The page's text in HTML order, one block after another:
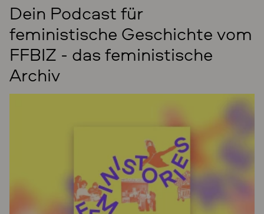
Dein Podcast für
feministische Geschichte vom
FFBIZ - das feministische
Archiv